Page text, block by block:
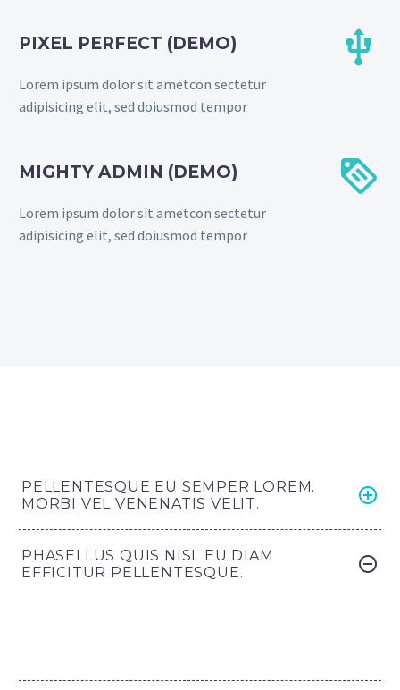
PIXEL PERFECT (DEMO)
Lorem ipsum dolor sit ametcon sectetur
adipisicing elit, sed doiusmod tempor


MIGHTY ADMIN (DEMO)
Lorem ipsum dolor sit ametcon sectetur
adipisicing elit, sed doiusmod tempor


PELLENTESQUE EU SEMPER LOREM.
MORBI VEL VENENATIS VELIT.
PHASELLUS QUIS NISL EU DIAM
EFFICITUR PELLENTESQUE.